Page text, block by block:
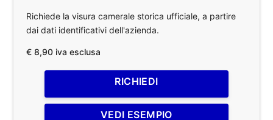
Richiede la visura camerale storica ufficiale, a partire
dai dati identificativi dell'azienda.
€ 8,90 iva esclusa
RICHIEDI
VEDI ESEMPIO